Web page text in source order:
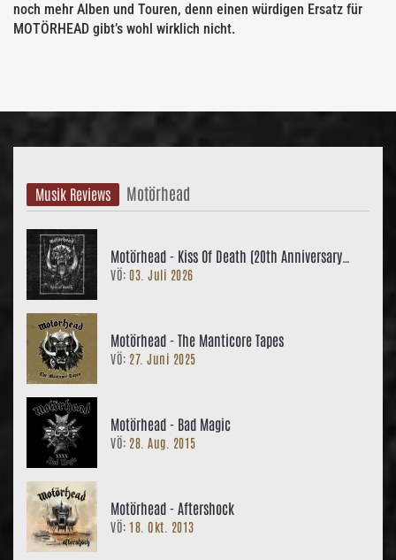
noch mehr Alben und Touren, denn einen würdigen Ersatz für
MOTÖRHEAD gibt’s wohl wirklich nicht.
Musik Reviews Motörhead
Motörhead - Kiss Of Death (20th Anniversary
Edition)
VÖ: 03. Juli 2026
Motörhead - The Manticore Tapes
VÖ: 27. Juni 2025
Motörhead - Bad Magic
VÖ: 28. Aug. 2015
Motörhead - Aftershock
VÖ: 18. Okt. 2013